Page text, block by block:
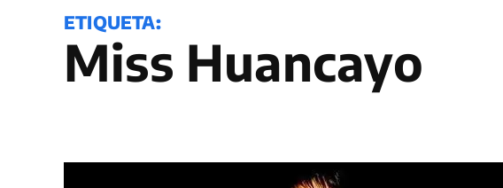
ETIQUETA:
Miss Huancayo